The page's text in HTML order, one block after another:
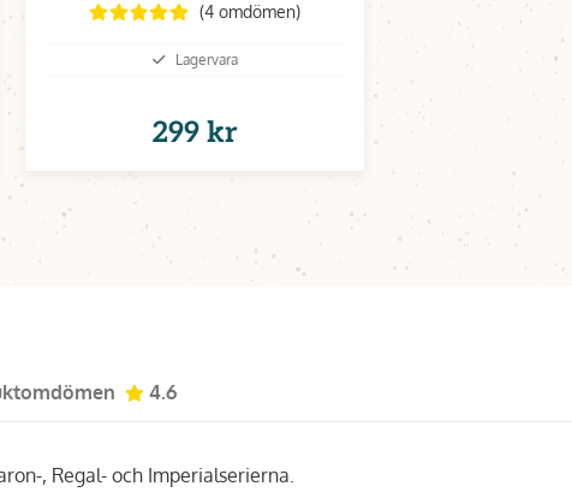
(4 omdömen)
Lagervara
299 kr
4.6
, Regal- och Imperialserierna.